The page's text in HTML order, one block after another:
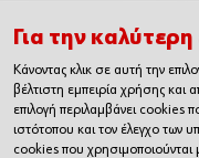
Εγχειρίδιο
Καταστήματος
Για την καλύτερη
Κάνοντας κλικ σε αυτή την
βέλτιστη εμπειρία χρήσης και
επιλογή περιλαμβάνει cookies
ιστότοπου και τον έλεγχο των
cookies που χρησιμοποιούνται